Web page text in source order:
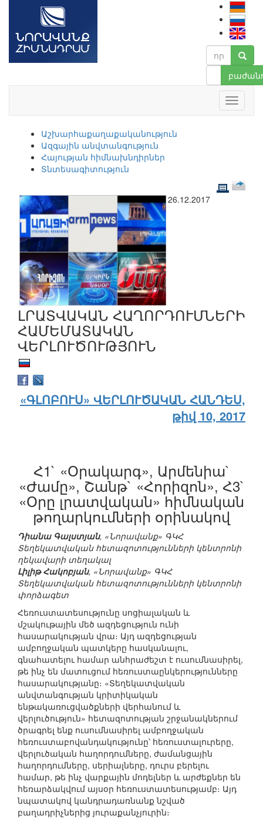
Աշխարհաքաղաքականություն
Ազգային անվտանգություն
Հայության հիմնախնդիրներ
Տնտեսագիտություն
26.12.2017
ԼՐԱՏՎԱԿԱՆ ՀԱՂՈՐԴՈՒՄՆԵՐԻ
ՀԱՄԵՄԱՏԱԿԱՆ
ՎԵՐԼՈՒԾՈՒԹՅՈՒՆ
«ԳԼՈԲՈՒՍ» ՎԵՐԼՈՒԾԱԿԱՆ ՀԱՆԴԵՍ,
թիվ 10, 2017
Հ1` «Օրակարգ», Արմենիա`
«Ժամը», Շանթ` «Հորիզոն», Հ3`
«Օրը լրատվական» հիմնական
թողարկումների օրինակով
Դիանա Գալստյան, «Նորավանք» ԳԿՀ
Տեղեկատվական հետազոտությունների կենտրոնի
ղեկավարի տեղակալ
Լիլիթ Հակոբյան, «Նորավանք» ԳԿՀ
Տեղեկատվական հետազոտությունների կենտրոնի
փորձագետ
Հեռուստատեսությունը սոցիալական և
մշակութային մեծ ազդեցություն ունի
հասարակության վրա։ Այդ ազդեցության
ամբողջական պատկերը հասկանալու,
գնահատելու համար անհրաժեշտ է ուսումնասիրել,
թե ինչ են մատուցում հեռուստաընկերությունները
հասարակությանը։ «Տեղեկատվական
անվտանգության կրիտիկական
ենթակառուցվածքների վերհանում և
վերլուծություն» հետազոտության շրջանակներում
ծրագրել ենք ուսումնասիրել ամբողջական
հեռուստաբովանդակությունը՝ հեռուստալուրերը,
վերլուծական հաղորդումները, ժամանցային
հաղորդումները, սերիալները, դուրս բերելու
համար, թե ինչ վարքային մոդելներ և արժեքներ են
հեռարձակվում այսօր հեռուստատեսությամբ։ Այդ
նպատակով կանդրադառնանք նշված
բաղադրիչներից յուրաքանչյուրին։